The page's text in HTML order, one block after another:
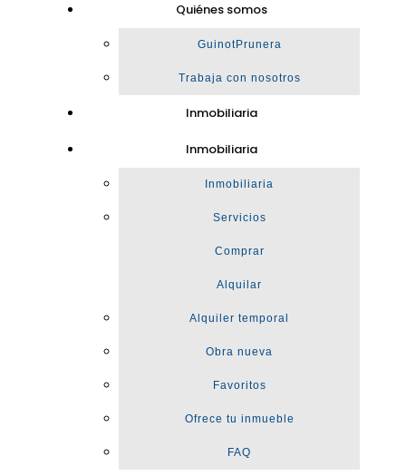
Quiénes somos
GuinotPrunera
Trabaja con nosotros
Inmobiliaria
Inmobiliaria
Inmobiliaria
Servicios
Comprar
Alquilar
Alquiler temporal
Obra nueva
Favoritos
Ofrece tu inmueble
FAQ